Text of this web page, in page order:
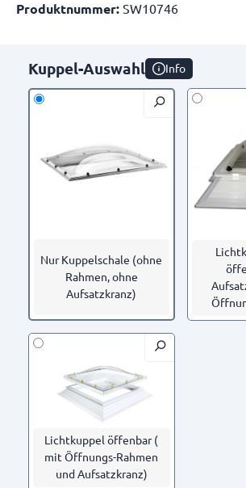
Produktnummer: SW10746
Kuppel-Auswahl Info
Nur Kuppelschale (ohne
Rahmen, ohne
Aufsatzkranz)
Lichtkuppel öffenbar (
mit Öffnungs-Rahmen
und Aufsatzkranz)